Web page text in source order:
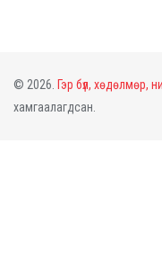
© 2026. Гэр бүл, хөдөлмөр,
хамгаалагдсан.